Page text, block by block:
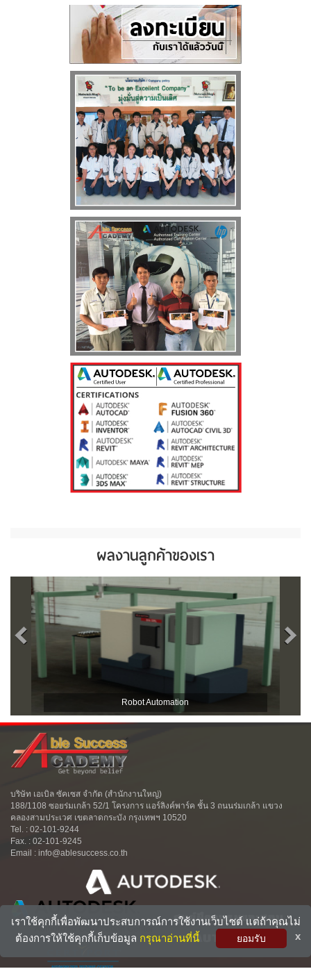
ผลงานลูกค้าของเรา
Robot Automation
บริษัท เอเบิล ซัคเซส จำกัด (สำนักงานใหญ่)
188/1108 ซอยร่มเกล้า 52/1 โครงการ แอร์ลิงค์พาร์ค ชั้น 3 ถนนร่มเกล้า แขวง
คลองสามประเวศ เขตลาดกระบัง กรุงเทพฯ 10520
Tel. : 02-101-9244
Fax. : 02-101-9245
Email : info@ablesuccess.co.th
ศูนย์ฝึกอบรมและสอบ
AUTODESK
เราใช้คุกกี้เพื่อพัฒนาประสบการณ์การใช้งานเว็บไซต์ แต่ถ้าคุณไม่
ต้องการให้ใช้คุกกี้เก็บข้อมูล กรุณาอ่านที่นี้ ยอมรับ x